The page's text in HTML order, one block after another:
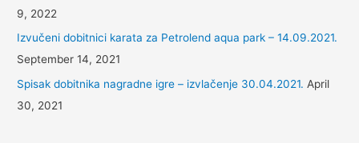
9, 2022
Izvučeni dobitnici karata za Petrolend aqua park – 14.09.2021.
September 14, 2021
Spisak dobitnika nagradne igre – izvlačenje 30.04.2021. April
30, 2021